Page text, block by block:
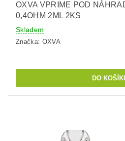
OXVA VPRIME POD
0,4OHM 2ML 2KS
Skladem
Značka: OXVA